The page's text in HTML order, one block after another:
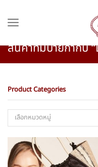
สินค้าที่มีป้ายกำกับ
Product Categories
เลือกหมวดหมู่